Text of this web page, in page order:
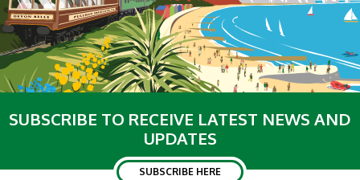
SUBSCRIBE TO RECEIVE LATEST NEWS AND
UPDATES
SUBSCRIBE HERE